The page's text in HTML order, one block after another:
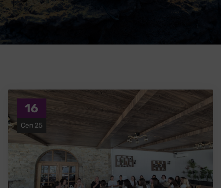
16
Сеп 25